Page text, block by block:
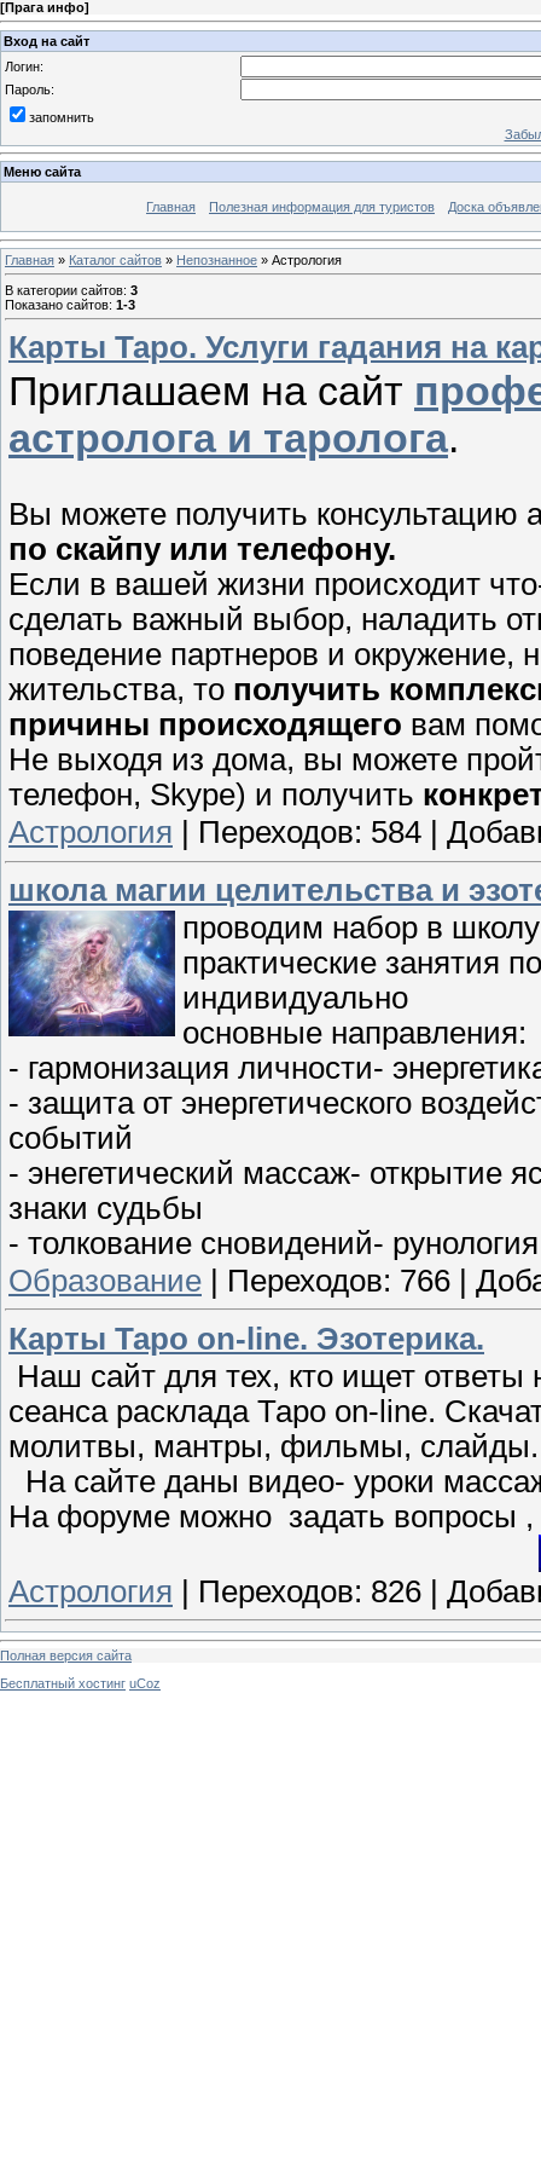
[Прага инфо]
Вход на сайт
Логин:
Пароль:
запомнить
Меню сайта
Главная Полезная информация для туристов Доска
Главная » Каталог сайтов » Непознанное » Астрология
В категории сайтов: 3
Показано сайтов: 1-3
Карты Таро. Услуги гадания на
Приглашаем на сайт
астролога и таролога.
Вы можете получить консультацию
по скайпу или телефону.
Если в вашей жизни происходит
сделать важный выбор, наладить
поведение партнеров и окружение,
жительства, то получить
причины происходящего вам
Не выходя из дома, вы можете
телефон, Skype) и получить
Астрология
Переходов: 584
школа магии целительства и
проводим набор в
практические занятия
индивидуально
основные направления:
- гармонизация личности-
- защита от энергетического
событий
- энегетический массаж- открытие
знаки судьбы
- толкование сновидений-
Образование
Переходов: 766
Карты Таро on-line. Эзотерика.
Наш сайт для тех, кто ищет
сеанса расклада Таро on-line.
молитвы, мантры, фильмы, слайды.
На сайте даны видео- уроки
На форуме можно задать вопросы ,
Астрология | Переходов: 826 |
Полная версия сайта
Бесплатный хостинг uCoz